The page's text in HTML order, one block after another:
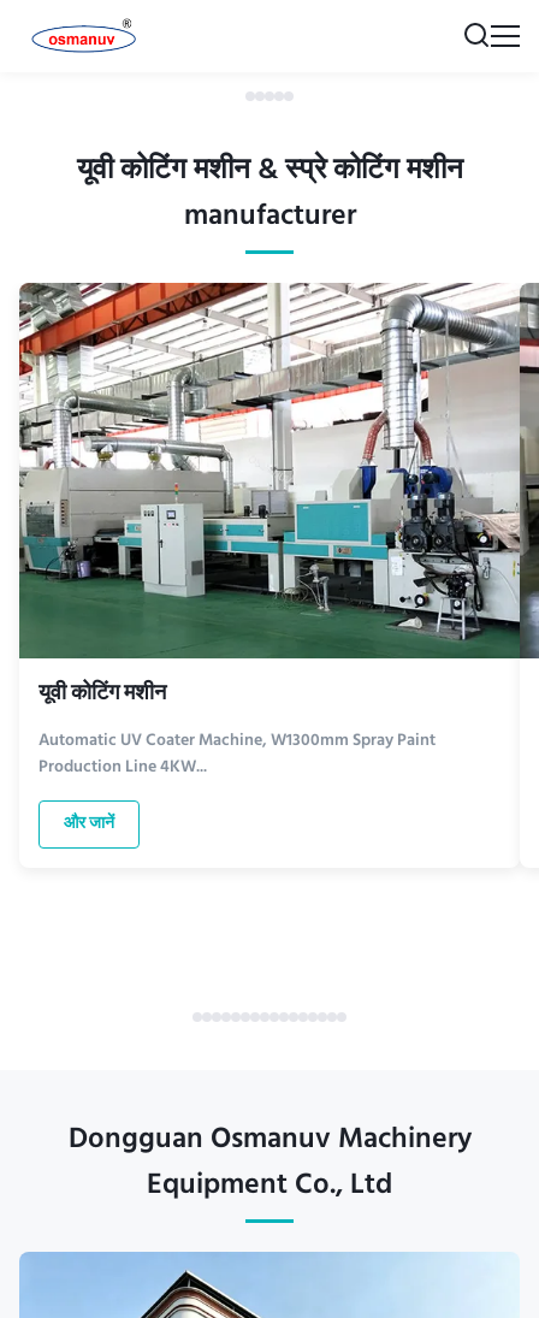
यूवी कोटिंग मशीन & स्प्रे कोटिंग मशीन
manufacturer
यूवी कोटिंग मशीन
Automatic UV Coater Machine, W1300mm Spray Paint
Production Line 4KW...
और जानें
Dongguan Osmanuv Machinery
Equipment Co., Ltd